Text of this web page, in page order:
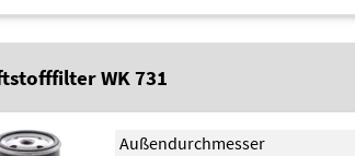
WK 731
Außendurchmesser